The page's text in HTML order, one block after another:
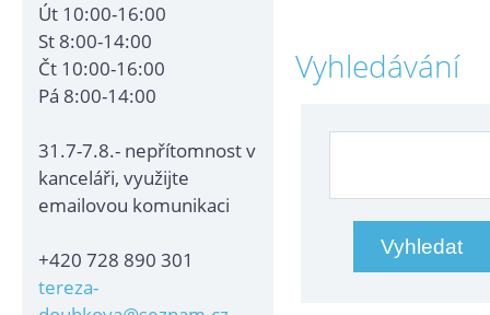
Út 10:00-16:00
St 8:00-14:00
Čt 10:00-16:00
Pá 8:00-14:00
31.7-7.8.- nepřítomnost v
kanceláři, využijte
emailovou komunikaci
+420 728 890 301
tereza-
Vyhledávání